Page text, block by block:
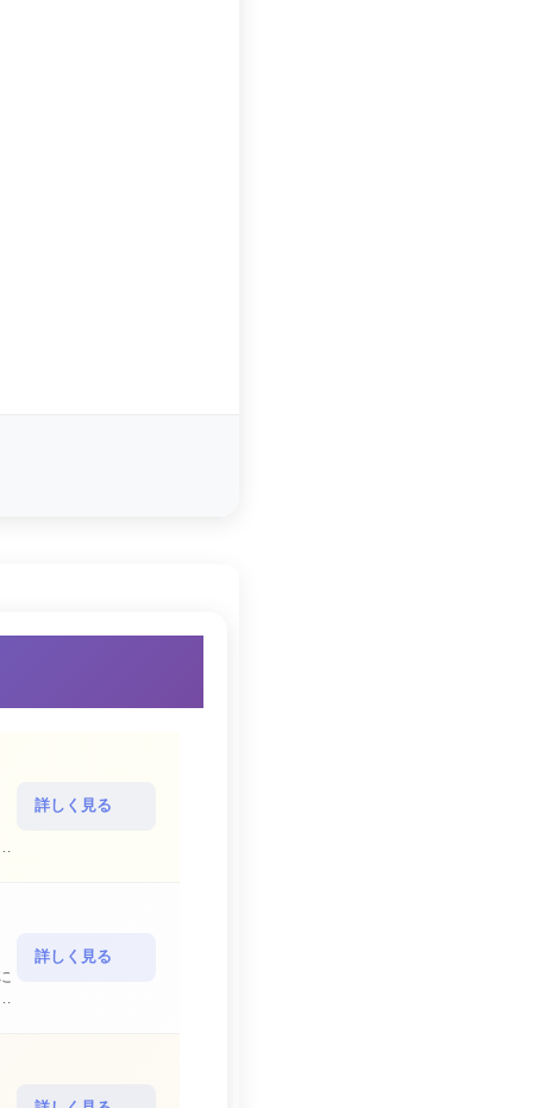
詳しく見る
詳しく見る